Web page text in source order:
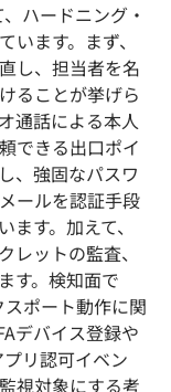
ハードニング・
ます。まず、
し、担当者を名
ることが挙げら
通話による本人
できる出口ポイ
、強固なパスワ
ールを認証手段
す。加えて、
レットの監査、
す。検知面で
ポート動作に関
デバイス登録や
リ認可イベン
視対象にする考